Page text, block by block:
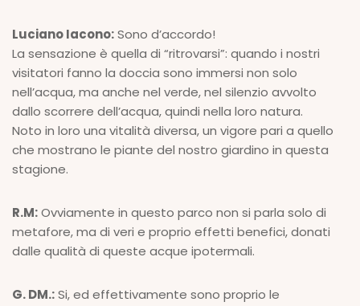
Luciano Iacono:Sono d’accordo!
La sensazione è quella di “ritrovarsi”: quando i nostri
visitatori fanno la doccia sono immersi non solo
nell’acqua, ma anche nel verde, nel silenzio avvolto
dallo scorrere dell’acqua, quindi nella loro natura.
Noto in loro una vitalità diversa, un vigore pari a quello
che mostrano le piante del nostro giardino in questa
stagione.
R.M:Ovviamente in questo parco non si parla solo di
metafore, ma di veri e proprio effetti benefici, donati
dalle qualità di queste acque ipotermali.
G. DM.:Si, ed effettivamente sono proprio le